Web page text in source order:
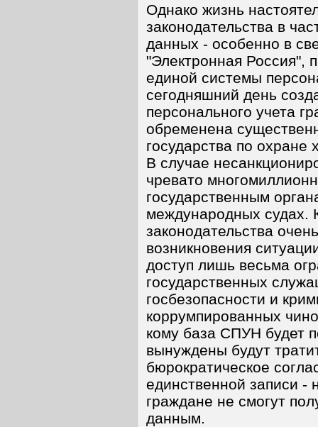
Однако жизнь
законодательства в
данных - особенно в
"Электронная Россия",
единой системы
сегодняшний день
персонального учета
обременена
государства по
В случае
чревато
государственным
международных судах.
законодательства
возникновения
доступ лишь весьма
государственных
госбезопасности и
коррумпированных
кому база СПУН будет
вынуждены будут
бюрократическое
единственной записи -
граждане не смогут
данным.